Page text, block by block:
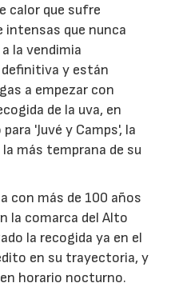
calor que sufre
intensas que nunca
la vendimia
y están
a empezar con
de la uva, en
'Juvé y Camps', la
más temprana de su
con más de 100 años
la comarca del Alto
la recogida ya en el
en su trayectoria, y
horario nocturno.